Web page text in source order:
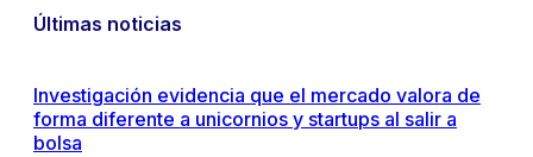
Últimas noticias
Investigación evidencia que el mercado valora de
forma diferente a unicornios y startups al salir a
bolsa